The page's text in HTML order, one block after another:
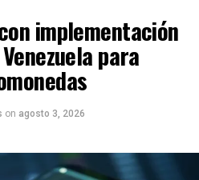
implementación
para
on agosto 3, 2026